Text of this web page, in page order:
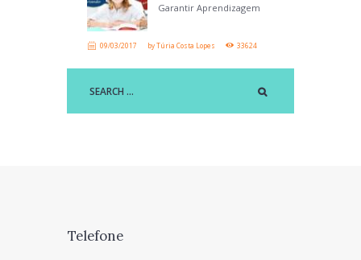
Garantir Aprendizagem
09/03/2017 byTúria Costa Lopes 33624
Telefone